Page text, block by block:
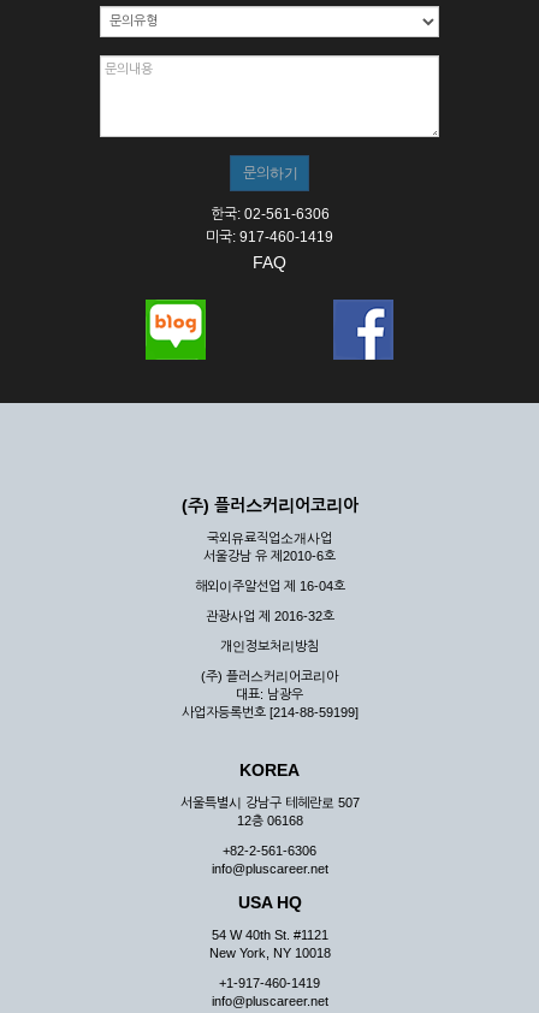
한국: 02-561-6306
미국: 917-460-1419
FAQ
(주) 플러스커리어코리아
국외유료직업소개사업
서울강남 유 제2010-6호
해외이주알선업 제 16-04호
관광사업 제 2016-32호
개인정보처리방침
(주) 플러스커리어코리아
대표: 남광우
사업자등록번호 [214-88-59199]
KOREA
서울특별시 강남구 테헤란로 507
12층 06168
+82-2-561-6306
info@pluscareer.net
USA HQ
54 W 40th St. #1121
New York, NY 10018
+1-917-460-1419
info@pluscareer.net